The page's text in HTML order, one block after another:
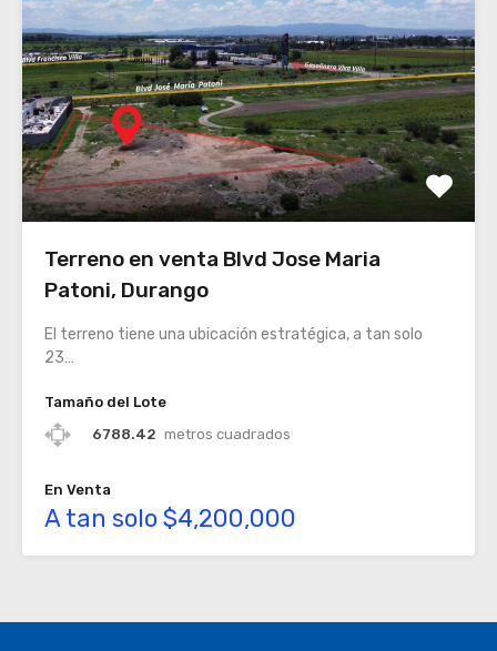
Terreno en venta Blvd Jose Maria
Patoni, Durango
El terreno tiene una ubicación estratégica, a tan solo
23…
Tamaño del Lote
6788.42 metros cuadrados
En Venta
A tan solo $4,200,000